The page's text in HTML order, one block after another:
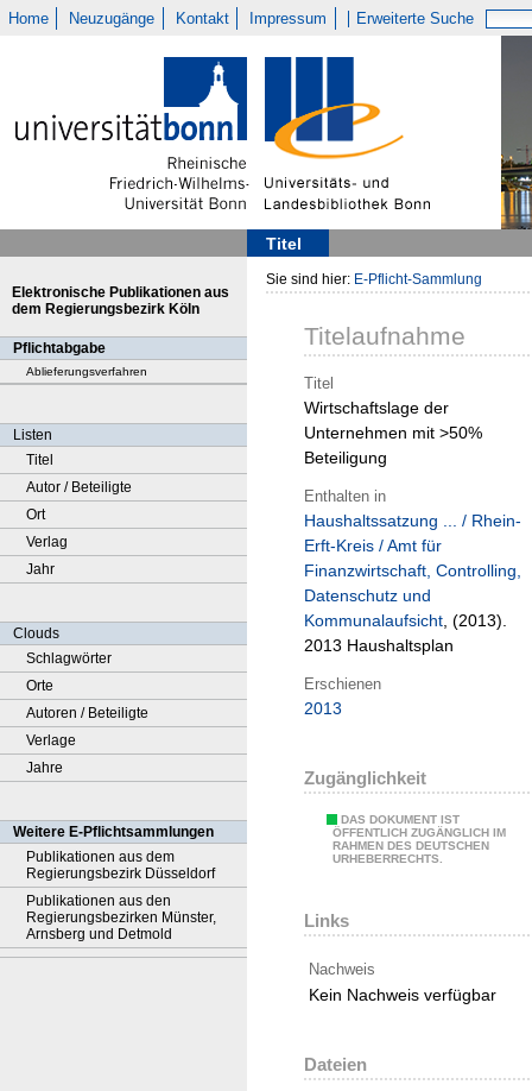
Home Neuzugänge Kontakt Impressum Erweiterte Suche
Titel
Elektronische Publikationen aus
dem Regierungsbezirk Köln
Pflichtabgabe
Ablieferungsverfahren
Listen
Titel
Autor / Beteiligte
Ort
Verlag
Jahr
Clouds
Schlagwörter
Orte
Autoren / Beteiligte
Verlage
Jahre
Weitere E-Pflichtsammlungen
Publikationen aus dem
Regierungsbezirk Düsseldorf
Publikationen aus den
Regierungsbezirken Münster,
Arnsberg und Detmold
Sie sind hier: E-Pflicht-Sammlung
Titelaufnahme
Titel
Wirtschaftslage der
Unternehmen mit >50%
Beteiligung
Enthalten in
Haushaltssatzung ... / Rhein-
Erft-Kreis / Amt für
Finanzwirtschaft, Controlling,
Datenschutz und
Kommunalaufsicht, (2013).
2013 Haushaltsplan
Erschienen
2013
Zugänglichkeit
DAS DOKUMENT IST
ÖFFENTLICH ZUGÄNGLICH IM
RAHMEN DES DEUTSCHEN
URHEBERRECHTS.
Links
Nachweis
Kein Nachweis verfügbar
Dateien